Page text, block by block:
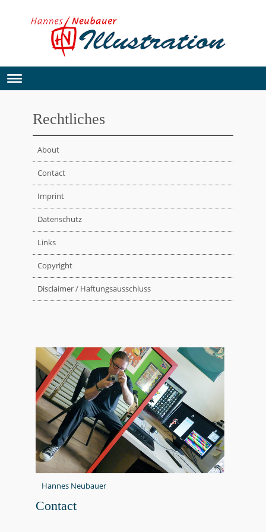
Rechtliches
About
Contact
Imprint
Datenschutz
Links
Copyright
Disclaimer / Haftungsausschluss
Hannes Neubauer
Contact